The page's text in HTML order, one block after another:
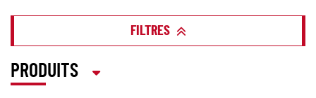
FILTRES
PRODUITS